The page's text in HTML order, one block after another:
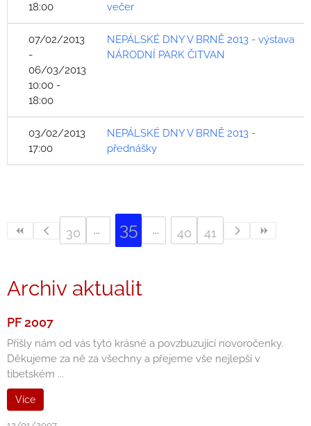
18:00
večer
07/02/2013
-
06/03/2013
10:00 -
18:00
NEPÁLSKÉ DNY V BRNĚ 2013 - výstava
NÁRODNÍ PARK ČITVAN
03/02/2013
17:00
NEPÁLSKÉ DNY V BRNĚ 2013 -
přednášky
30 35 40 41
Archiv aktualit
PF 2007
Přišly nám od vás tyto krásné a povzbuzující novoročenky.
Děkujeme za ně za všechny a přejeme vše nejlepší v
tibetském ...
Více